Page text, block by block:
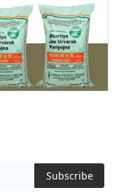
Subscribe